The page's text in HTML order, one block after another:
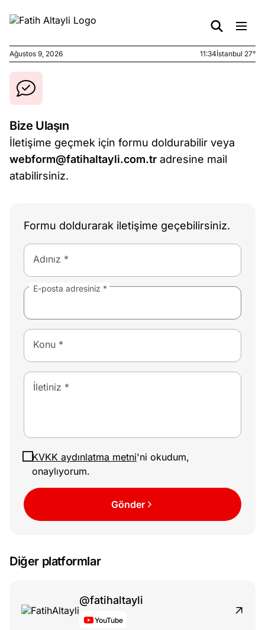
Ağustos
9, 2026
değil
kirli
kimler
6, 2026
yasalar
Yazıları
Yazıları
Yazıları
Ağustos 9, 2026 11:34İstanbul 27°
Bize Ulaşın
İletişime geçmek için formu doldurabilir veya
webform@fatihaltayli.com.tr adresine mail
atabilirsiniz.
Formu doldurarak iletişime geçebilirsiniz.
Adınız *
E-posta adresiniz *
Konu *
İletiniz *
KVKK aydınlatma metni'ni okudum,
onaylıyorum.
Gönder
Diğer platformlar
@fatihaltayli
YouTube